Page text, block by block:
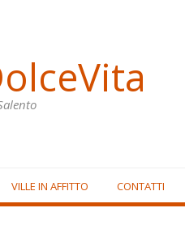
VILLE IN AFFITTO CONTATTI